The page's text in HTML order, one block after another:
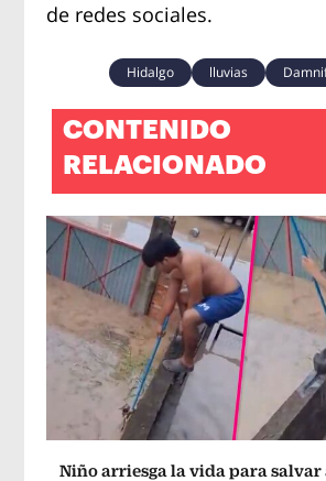
de redes sociales.
Hidalgo lluvias
CONTENIDO
RELACIONADO
Niño arriesga la vida para salvar